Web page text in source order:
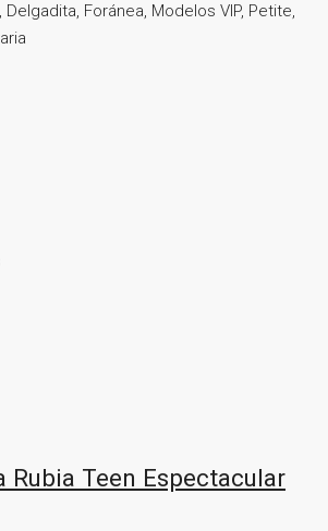
Delgadita, Foránea, Modelos VIP, Petite,
Rubia Teen Espectacular